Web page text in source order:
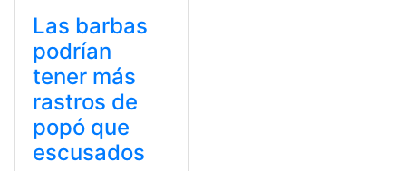
Las barbas
podrían
tener más
rastros de
popó que
escusados